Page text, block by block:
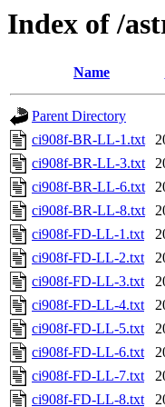
Index of /
Name
Parent Directory
ci908f-BR-LL-1.txt
ci908f-BR-LL-3.txt
ci908f-BR-LL-6.txt
ci908f-BR-LL-8.txt
ci908f-FD-LL-1.txt
ci908f-FD-LL-2.txt
ci908f-FD-LL-3.txt
ci908f-FD-LL-4.txt
ci908f-FD-LL-5.txt
ci908f-FD-LL-6.txt
ci908f-FD-LL-7.txt
ci908f-FD-LL-8.txt